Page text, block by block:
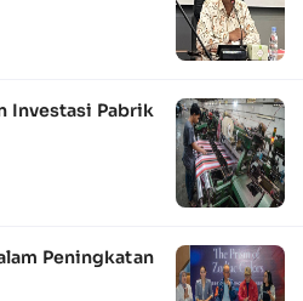
Investasi Pabrik
Peningkatan